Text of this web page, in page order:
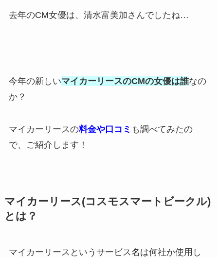
去年のCM女優は、清水富美加さんでしたね…
今年の新しいマイカーリースのCMの女優は誰なの
か？
マイカーリースの料金や口コミ も調べてみたの
で、ご紹介します！
マイカーリース(コスモスマートビークル)
とは？
マイカーリースというサービス名は何社か使用し